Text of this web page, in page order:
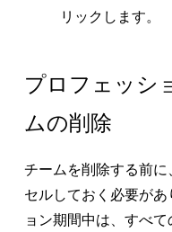
リックします。
プロフェッシ
ムの削除
チームを削除する前
セルしておく必要が
ョン期間中は、すべ